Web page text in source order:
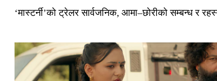
‘मास्टर्नी’को ट्रेलर सार्वजनिक, आमा–छोरीको सम्बन्ध र